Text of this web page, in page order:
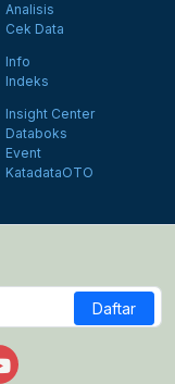
Analisis
Cek Data
Info
Indeks
Insight Center
Databoks
Event
KatadataOTO
Daftar
X
us on Instagram
Follow us on